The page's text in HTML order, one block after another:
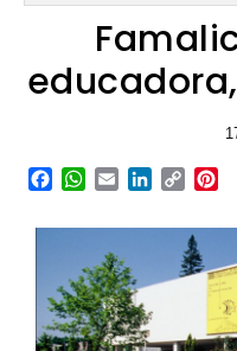
Facebook
WhatsApp
EmailLinkedIn
Copy